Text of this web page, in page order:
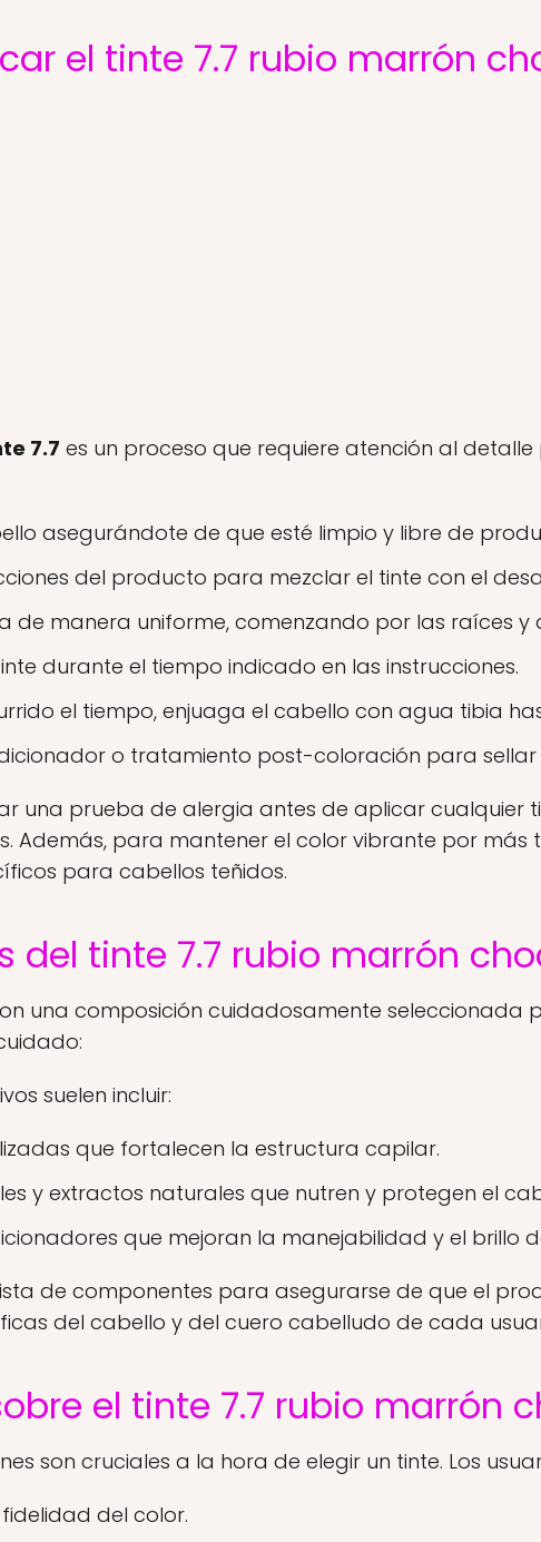
el tinte 7.7 rubio marrón
7.7 es un proceso que requiere atención al
asegurándote de que esté limpio y libre de
del producto para mezclar el tinte con el
de manera uniforme, comenzando por las raíces
durante el tiempo indicado en las instrucciones.
el tiempo, enjuaga el cabello con agua tibia
o tratamiento post-coloración para sellar
una prueba de alergia antes de aplicar cualquier
Además, para mantener el color vibrante por más
para cabellos teñidos.
del tinte 7.7 rubio marrón
una composición cuidadosamente seleccionada
suelen incluir:
que fortalecen la estructura capilar.
y extractos naturales que nutren y protegen el
que mejoran la manejabilidad y el brillo
de componentes para asegurarse de que el
del cabello y del cuero cabelludo de cada
el tinte 7.7 rubio marrón
son cruciales a la hora de elegir un tinte. Los
del color.